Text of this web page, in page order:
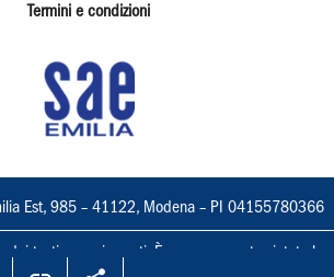
Termini e condizioni
Est, 985 – 41122, Modena – PI 04155780366
testi sono riservati. È espressamente vietata la